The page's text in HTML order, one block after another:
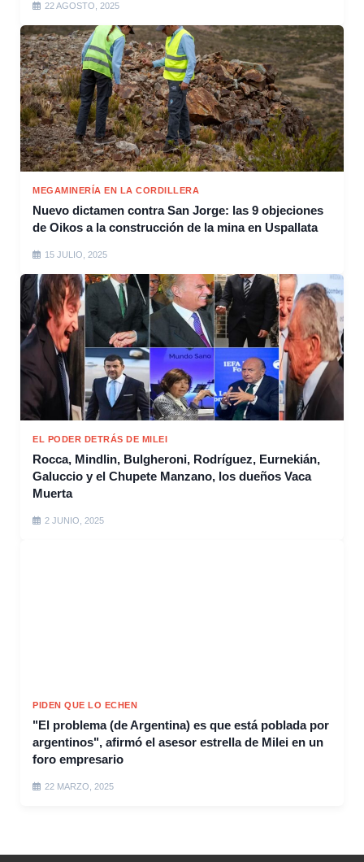
22 AGOSTO, 2025
MEGAMINERÍA EN LA CORDILLERA
Nuevo dictamen contra San Jorge: las 9 objeciones
de Oikos a la construcción de la mina en Uspallata
15 JULIO, 2025
EL PODER DETRÁS DE MILEI
Rocca, Mindlin, Bulgheroni, Rodríguez, Eurnekián,
Galuccio y el Chupete Manzano, los dueños Vaca
Muerta
2 JUNIO, 2025
PIDEN QUE LO ECHEN
"El problema (de Argentina) es que está poblada por
argentinos", afirmó el asesor estrella de Milei en un
foro empresario
22 MARZO, 2025